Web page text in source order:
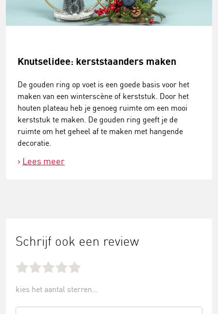
Knutselidee: kerststaanders maken
De gouden ring op voet is een goede basis voor het
maken van een winterscène of kerststuk. Door het
houten plateau heb je genoeg ruimte om een mooi
kerststuk te maken. De gouden ring geeft je de
ruimte om het geheel af te maken met hangende
decoratie.
Lees meer
Schrijf ook een review
kies het aantal sterren...